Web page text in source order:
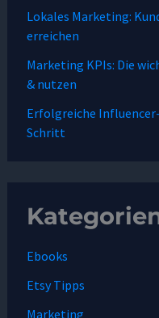
Lokales Marketing:
erreichen
Marketing KPIs: Die
& nutzen
Erfolgreiche
Schritt
Ebooks
Etsy Tipps
Marketing